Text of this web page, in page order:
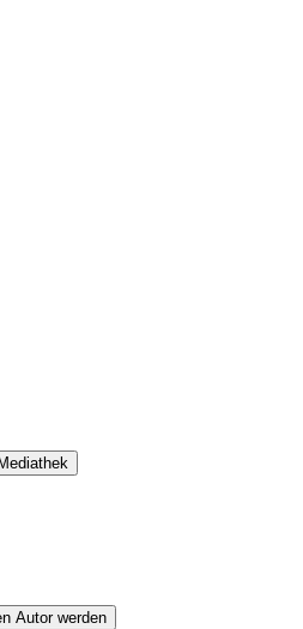
Autor werden